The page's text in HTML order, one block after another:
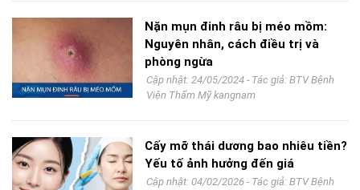
Nặn mụn đinh râu bị méo mồm:
Nguyên nhân, cách điều trị và
phòng ngừa
Cập nhật: 24/05/2024 - Tác giả: BTV Bệnh
Viện Thẩm Mỹ kangnam
Cấy mỡ thái dương bao nhiêu tiền?
Yếu tố ảnh hưởng đến giá
Cập nhật: 04/02/2026 - Tác giả: BTV Bệnh